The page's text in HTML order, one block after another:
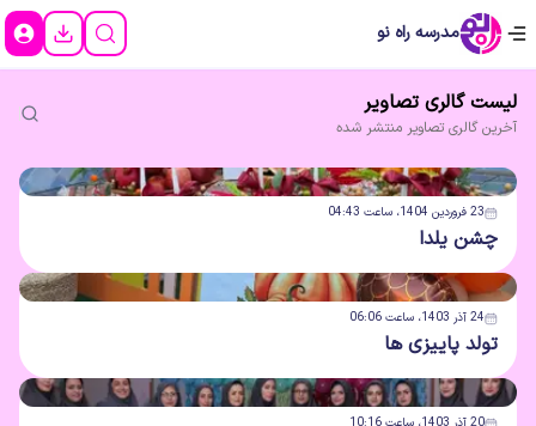
مدرسه راه نو
لیستگالری تصاویر
آخرینگالری تصاویر منتشر شده
23 فروردین 1404، ساعت 04:43
چشن یلدا
24 آذر 1403، ساعت 06:06
تولد پاییزی ها